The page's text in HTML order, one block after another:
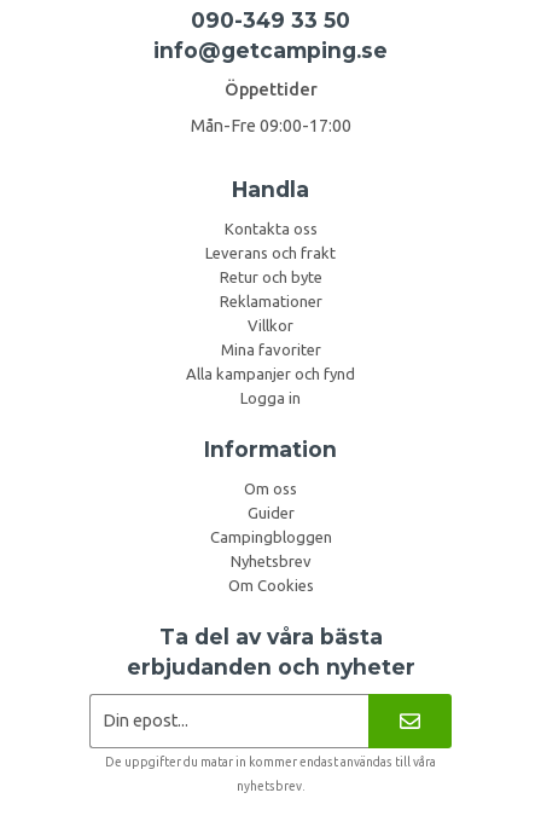
090-349 33 50
info@getcamping.se
Öppettider
Mån-Fre 09:00-17:00
Handla
Kontakta oss
Leverans och frakt
Retur och byte
Reklamationer
Villkor
Mina favoriter
Alla kampanjer och fynd
Logga in
Information
Om oss
Guider
Campingbloggen
Nyhetsbrev
Om Cookies
Ta del av våra bästa
erbjudanden och nyheter
De uppgifter du matar in kommer endast användas till våra
nyhetsbrev.